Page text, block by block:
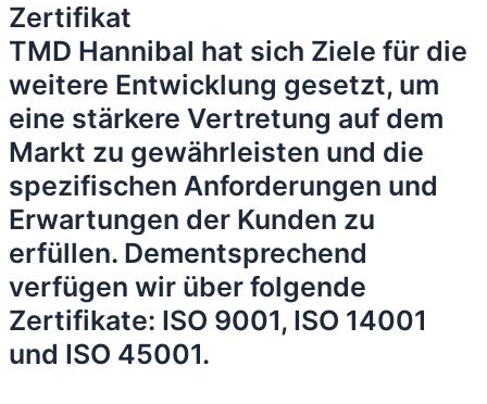
Zertifikat
TMD Hannibal hat sich Ziele für die
weitere Entwicklung gesetzt, um
eine stärkere Vertretung auf dem
Markt zu gewährleisten und die
spezifischen Anforderungen und
Erwartungen der Kunden zu
erfüllen. Dementsprechend
verfügen wir über folgende
Zertifikate: ISO 9001, ISO 14001
und ISO 45001.